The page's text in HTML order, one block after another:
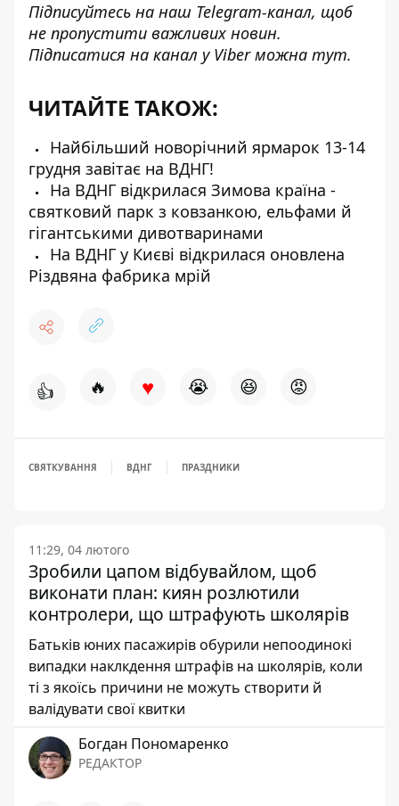
Підписуйтесь на наш Telegram-канал, щоб
не пропустити важливих новин.
Підписатися на канал у Viber можна тут.
ЧИТАЙТЕ ТАКОЖ:
Найбільший новорічний ярмарок 13-14
грудня завітає на ВДНГ!
На ВДНГ відкрилася Зимова країна -
святковий парк з ковзанкою, ельфами й
гігантськими дивотваринами
На ВДНГ у Києві відкрилася оновлена
Різдвяна фабрика мрій
👍 🔥 ♥ 😭 😆 😡
СВЯТКУВАННЯ ВДНГ ПРАЗДНИКИ
11:29, 04 лютого
Зробили цапом відбувайлом, щоб
виконати план: киян розлютили
контролери, що штрафують школярів
Батьків юних пасажирів обурили непоодинокі
випадки наклкдення штрафів на школярів, коли
ті з якоїсь причини не можуть створити й
валідувати свої квитки
Богдан Пономаренко
РЕДАКТОР